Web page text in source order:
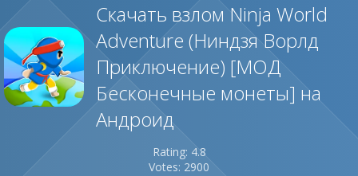
Скачать взлом Ninja World
Adventure (Ниндзя Ворлд
Приключение) [МОД
Бесконечные монеты] на
Андроид
Rating: 4.8
Votes: 2900